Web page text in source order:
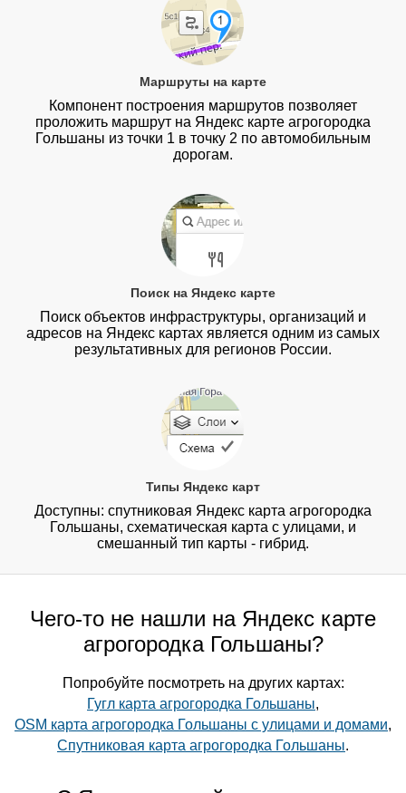
Маршруты на карте
Компонент построения маршрутов позволяет
проложить маршрут на Яндекс карте агрогородка
Гольшаны из точки 1 в точку 2 по автомобильным
дорогам.
Поиск на Яндекс карте
Поиск объектов инфраструктуры, организаций и
адресов на Яндекс картах является одним из самых
результативных для регионов России.
Типы Яндекс карт
Доступны: спутниковая Яндекс карта агрогородка
Гольшаны, схематическая карта с улицами, и
смешанный тип карты - гибрид.
Чего-то не нашли на Яндекс карте
агрогородка Гольшаны?
Попробуйте посмотреть на других картах:
Гугл карта агрогородка Гольшаны,
OSM карта агрогородка Гольшаны с улицами и домами,
Спутниковая карта агрогородка Гольшаны.